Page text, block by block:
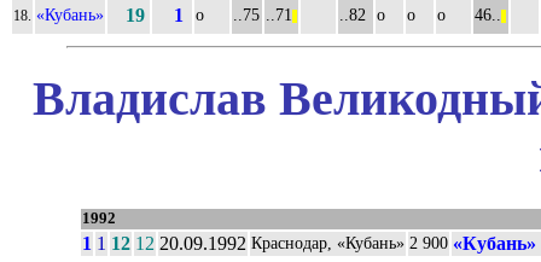
18. «Кубань» 19 1 о ..75 ..71 ..82 о о о 46..
Владислав
1992
1 1 12 12 20.09.1992 Краснодар, «Кубань» 2 900